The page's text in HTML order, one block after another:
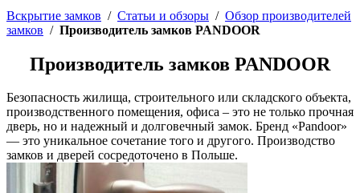
Вскрытие замков / Статьи и обзоры / Обзор производителей
замков / Производитель замков PANDOOR
Производитель замков PANDOOR
Безопасность жилища, строительного или складского объекта,
производственного помещения, офиса – это не только прочная
дверь, но и надежный и долговечный замок. Бренд «Pandoor»
— это уникальное сочетание того и другого. Производство
замков и дверей сосредоточено в Польше.